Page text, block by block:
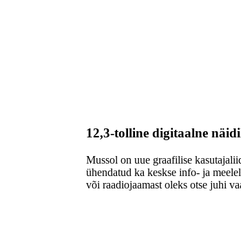
12,3-tolline digitaalne
Mussol on uue graafilise
ühendatud ka keskse info- ja
või raadiojaamast oleks otse juhi